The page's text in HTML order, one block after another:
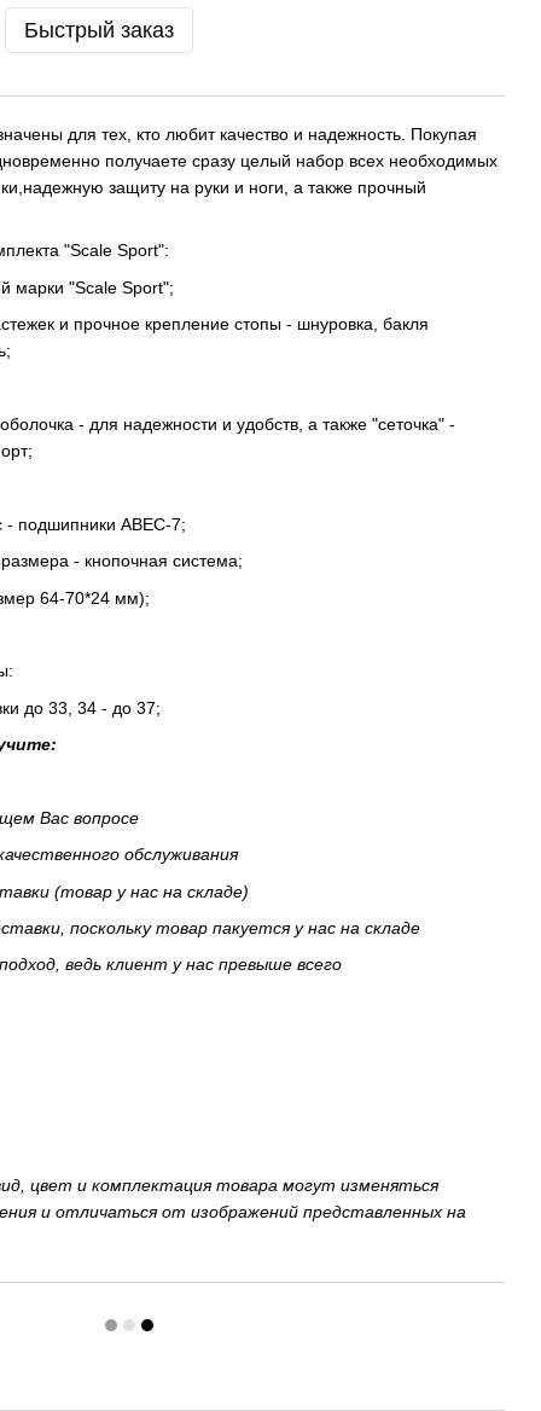
Быстрый заказ
для тех, кто любит качество и надежность. Покупая
получаете сразу целый набор всех необходимых
защиту на руки и ноги, а также прочный
"Scale Sport":
марки "Scale Sport";
и прочное крепление стопы - шнуровка, бакля
- для надежности и удобств, а также "сеточка" -
- подшипники ABEC-7;
- кнопочная система;
64-70*24 мм);
до 33, 34 - до 37;
Вас вопросе
обслуживания
(товар у нас на складе)
поскольку товар пакуется у нас на складе
ведь клиент у нас превыше всего
цвет и комплектация товара могут изменяться
и отличаться от изображений представленных на